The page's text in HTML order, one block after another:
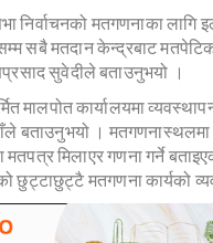
निर्वाचनको मतगणनाका लागि
सबै मतदान केन्द्रबाट
सुवेदीले बताउनुभयो ।
मालपोत कार्यालयमा
बताउनुभयो ।
मतपत्र मिलाएर गणना गर्ने
छुट्टाछुट्टै मतगणना कार्यको